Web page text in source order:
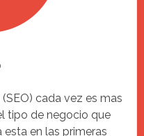
cada vez es mas
tipo de negocio que
en las primeras